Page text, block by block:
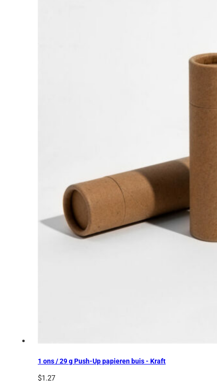
1 ons / 29 g Push-Up papieren buis - Kraft
$1.27